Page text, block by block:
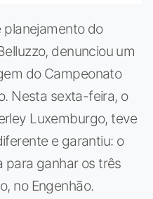
planejamento do
denunciou um
do Campeonato
Nesta sexta-feira, o
Luxemburgo, teve
e garantiu: o
para ganhar os três
no Engenhão.